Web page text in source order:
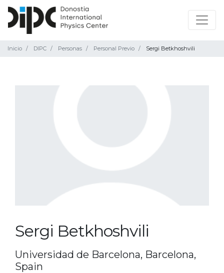
Inicio DIPC Personas Personal Previo Sergi Betkhoshvili
Sergi Betkhoshvili
Universidad de Barcelona, Barcelona,
Spain